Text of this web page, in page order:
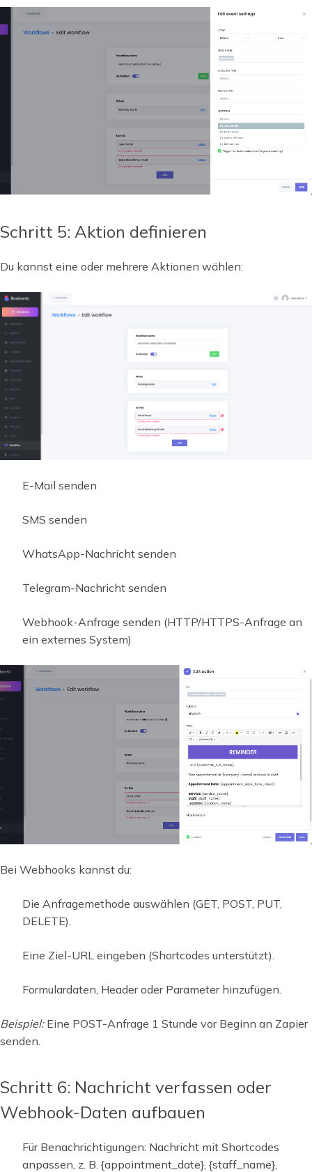
Schritt 5: Aktion definieren
Du kannst eine oder mehrere Aktionen wählen:
E-Mail senden
SMS senden
WhatsApp-Nachricht senden
Telegram-Nachricht senden
Webhook-Anfrage senden (HTTP/HTTPS-Anfrage an
ein externes System)
Bei Webhooks kannst du:
Die Anfragemethode auswählen (GET, POST, PUT,
DELETE).
Eine Ziel-URL eingeben (Shortcodes unterstützt).
Formulardaten, Header oder Parameter hinzufügen.
Beispiel:Eine POST-Anfrage 1 Stunde vor Beginn an Zapier
senden.
Schritt 6: Nachricht verfassen oder
Webhook-Daten aufbauen
Für Benachrichtigungen: Nachricht mit Shortcodes
anpassen, z. B. {appointment_date}, {staff_name},